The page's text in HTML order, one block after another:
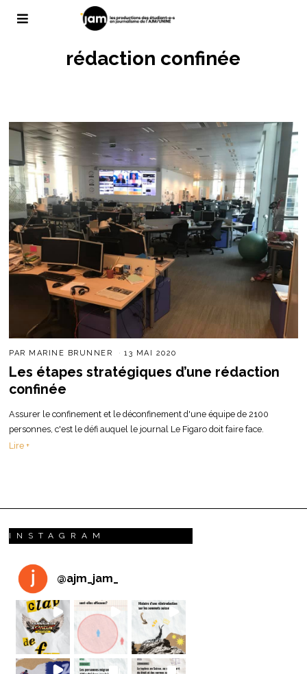
rédaction confinée
PAR MARINE BRUNNER 13 MAI 2020
Les étapes stratégiques d’une rédaction
confinée
Assurer le confinement et le déconfinement d'une équipe de 2100
personnes, c'est le défi auquel le journal Le Figaro doit faire face.
Lire +
INSTAGRAM
@ajm_jam_